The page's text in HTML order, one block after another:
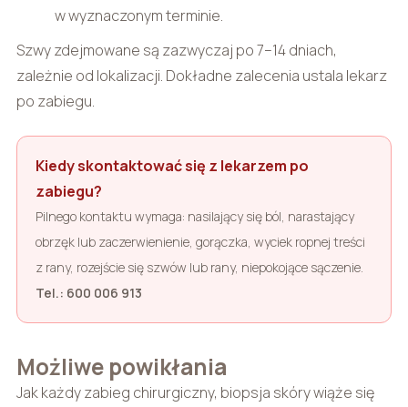
w wyznaczonym terminie.
Szwy zdejmowane są zazwyczaj po 7–14 dniach,
zależnie od lokalizacji. Dokładne zalecenia ustala lekarz
po zabiegu.
Kiedy skontaktować się z lekarzem po
zabiegu?
Pilnego kontaktu wymaga: nasilający się ból, narastający
obrzęk lub zaczerwienienie, gorączka, wyciek ropnej treści
z rany, rozejście się szwów lub rany, niepokojące sączenie.
Tel.: 600 006 913
Możliwe powikłania
Jak każdy zabieg chirurgiczny, biopsja skóry wiąże się